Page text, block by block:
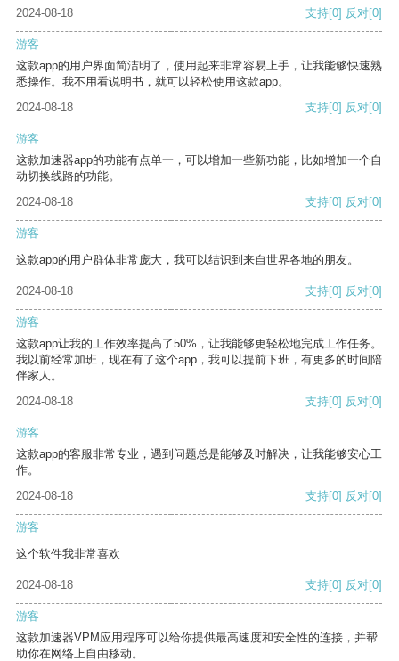
2024-08-18 支持[0] 反对[0]
游客
这款app的用户界面简洁明了，使用起来非常容易上手，让我能够快速熟
悉操作。我不用看说明书，就可以轻松使用这款app。
2024-08-18
支持[0] 反对[0]
游客
这款加速器app的功能有点单一，可以增加一些新功能，比如增加一个自
动切换线路的功能。
2024-08-18
支持[0] 反对[0]
游客
这款app的用户群体非常庞大，我可以结识到来自世界各地的朋友。
2024-08-18 支持[0] 反对[0]
游客
这款app让我的工作效率提高了50%，让我能够更轻松地完成工作任务。
我以前经常加班，现在有了这个app，我可以提前下班，有更多的时间陪
伴家人。
2024-08-18
支持[0] 反对[0]
游客
这款app的客服非常专业，遇到问题总是能够及时解决，让我能够安心工
作。
2024-08-18
支持[0] 反对[0]
游客
这个软件我非常喜欢
2024-08-18 支持[0] 反对[0]
游客
这款加速器VPM应用程序可以给你提供最高速度和安全性的连接，并帮
助你在网络上自由移动。